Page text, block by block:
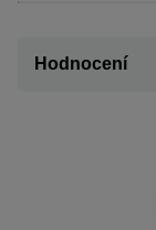
Hodnocení